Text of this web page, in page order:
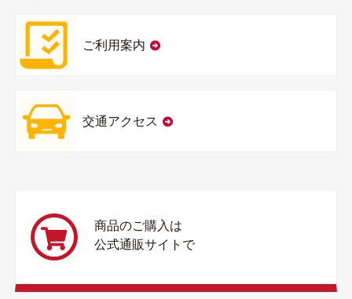
ご利用案内
交通アクセス
商品のご購入は
公式通販サイトで